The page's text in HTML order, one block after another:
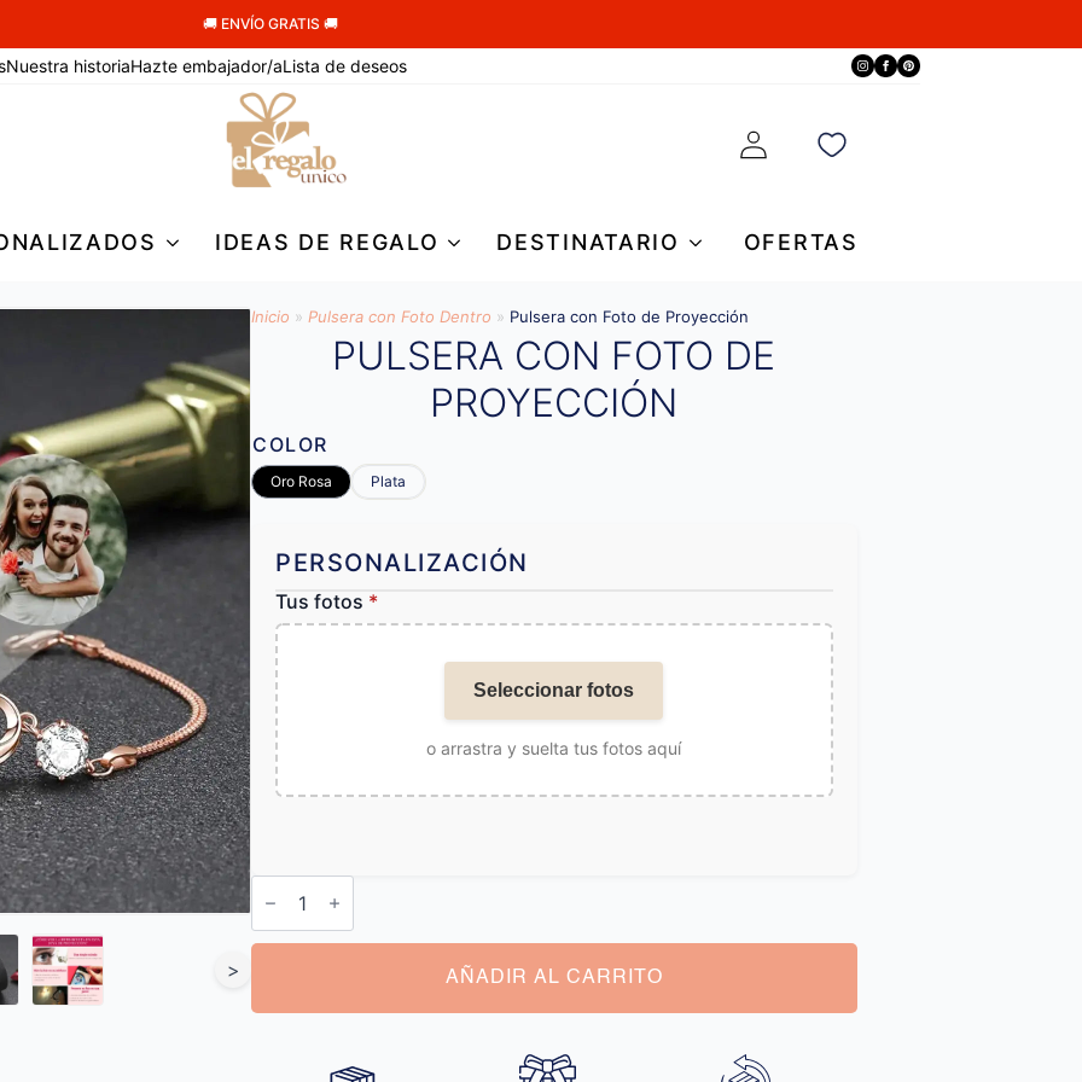
🚚 ENVÍO GRATIS 🚚
Nuestra historiaHazte embajador/aLista de deseos
IDEAS DE REGALO DESTINATARIO OFERTAS
>
Inicio » Pulsera con Foto Dentro » Pulsera con Foto de Proyección
PULSERA CON FOTO DE
PROYECCIÓN
COLOR
Oro Rosa Plata
PERSONALIZACIÓN
Tus fotos *
Seleccionar fotos
o arrastra y suelta tus fotos aquí
Pulsera
con
de
AÑADIR AL CARRITO